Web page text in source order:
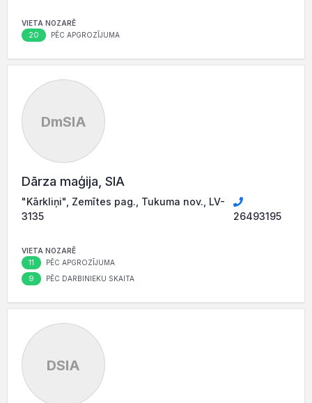
VIETA NOZARĒ
20 PĒC APGROZĪJUMA
DmSIA
Dārza maģija, SIA
"Kārkliņi", Zemītes pag., Tukuma nov., LV-
3135
26493195
VIETA NOZARĒ
11 PĒC APGROZĪJUMA
9 PĒC DARBINIEKU SKAITA
DSIA